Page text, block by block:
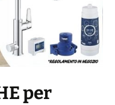
per